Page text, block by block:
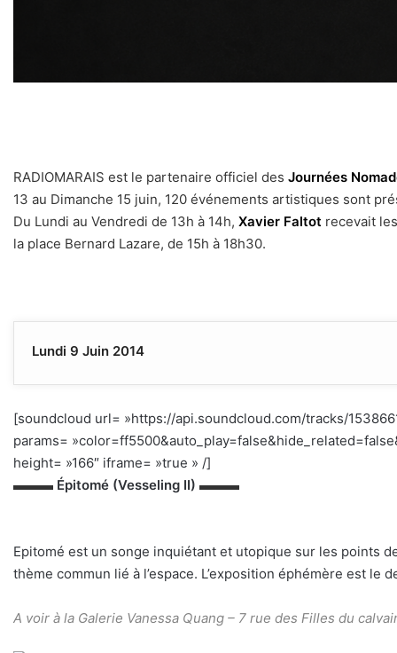
RADIOMARAIS est le partenaire officiel des Journées
13 au Dimanche 15 juin, 120 événements artistiques sont
Du Lundi au Vendredi de 13h à 14h, Xavier Faltot recevait
la place Bernard Lazare, de 15h à 18h30.
Lundi 9 Juin 2014
[soundcloud url= »https://api.soundcloud.com/tracks/
params=
height= »166″ iframe= »true » /]
▬▬▬ Épitomé (Vesseling II) ▬▬▬
Epitomé est un songe inquiétant et utopique sur les points
thème commun lié à l’espace. L’exposition éphémère est le
A voir à la Galerie Vanessa Quang – 7 rue des Filles du